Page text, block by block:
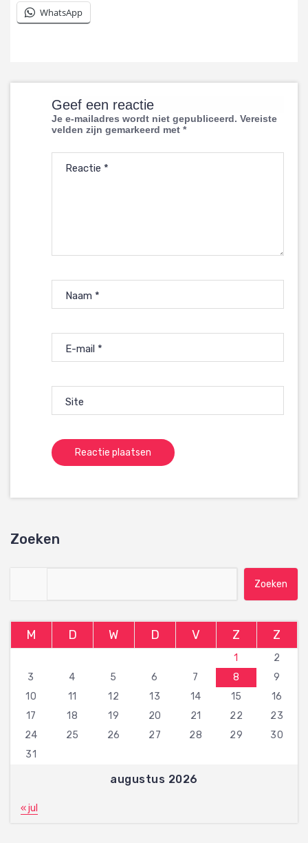
WhatsApp
Geef een reactie
Je e-mailadres wordt niet gepubliceerd. Vereiste
velden zijn gemarkeerd met *
Reactie *
Naam *
E-mail *
Site
Zoeken
augustus 2026
M D W D V Z Z
1
2
3
4 5 6 7 8
9
10
11 12 13 14 15
16
17
18 19 20 21 22
23
24
25 26 27 28 29
30
31
« jul